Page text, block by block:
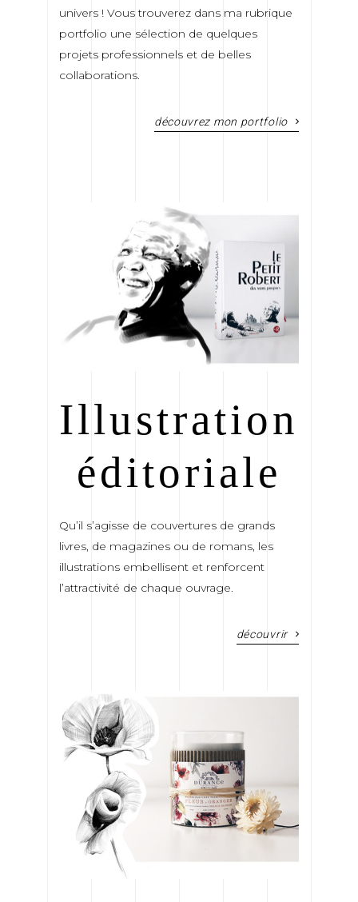
univers ! Vous trouverez dans ma rubrique
portfolio une sélection de quelques
projets professionnels et de belles
collaborations.
découvrez mon portfolio
Illustration
éditoriale
Qu’il s’agisse de couvertures de grands
livres, de magazines ou de romans, les
illustrations embellisent et renforcent
l’attractivité de chaque ouvrage.
découvrir